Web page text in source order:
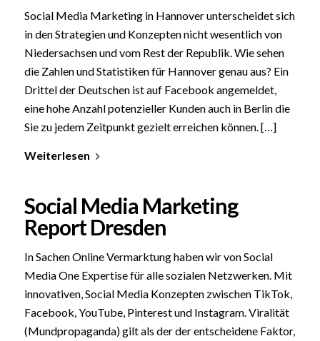
Social Media Marketing in Hannover unterscheidet sich
in den Strategien und Konzepten nicht wesentlich von
Niedersachsen und vom Rest der Republik. Wie sehen
die Zahlen und Statistiken für Hannover genau aus? Ein
Drittel der Deutschen ist auf Facebook angemeldet,
eine hohe Anzahl potenzieller Kunden auch in Berlin die
Sie zu jedem Zeitpunkt gezielt erreichen können. […]
Weiterlesen
Social Media Marketing
Report Dresden
In Sachen Online Vermarktung haben wir von Social
Media One Expertise für alle sozialen Netzwerken. Mit
innovativen, Social Media Konzepten zwischen TikTok,
Facebook, YouTube, Pinterest und Instagram. Viralität
(Mundpropaganda) gilt als der der entscheidene Faktor,